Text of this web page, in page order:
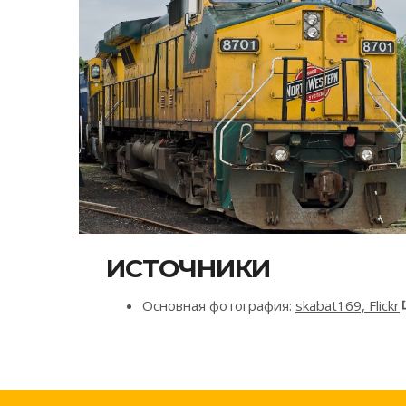
ИСТОЧНИКИ
Основная фотография: skabat169, Flickr